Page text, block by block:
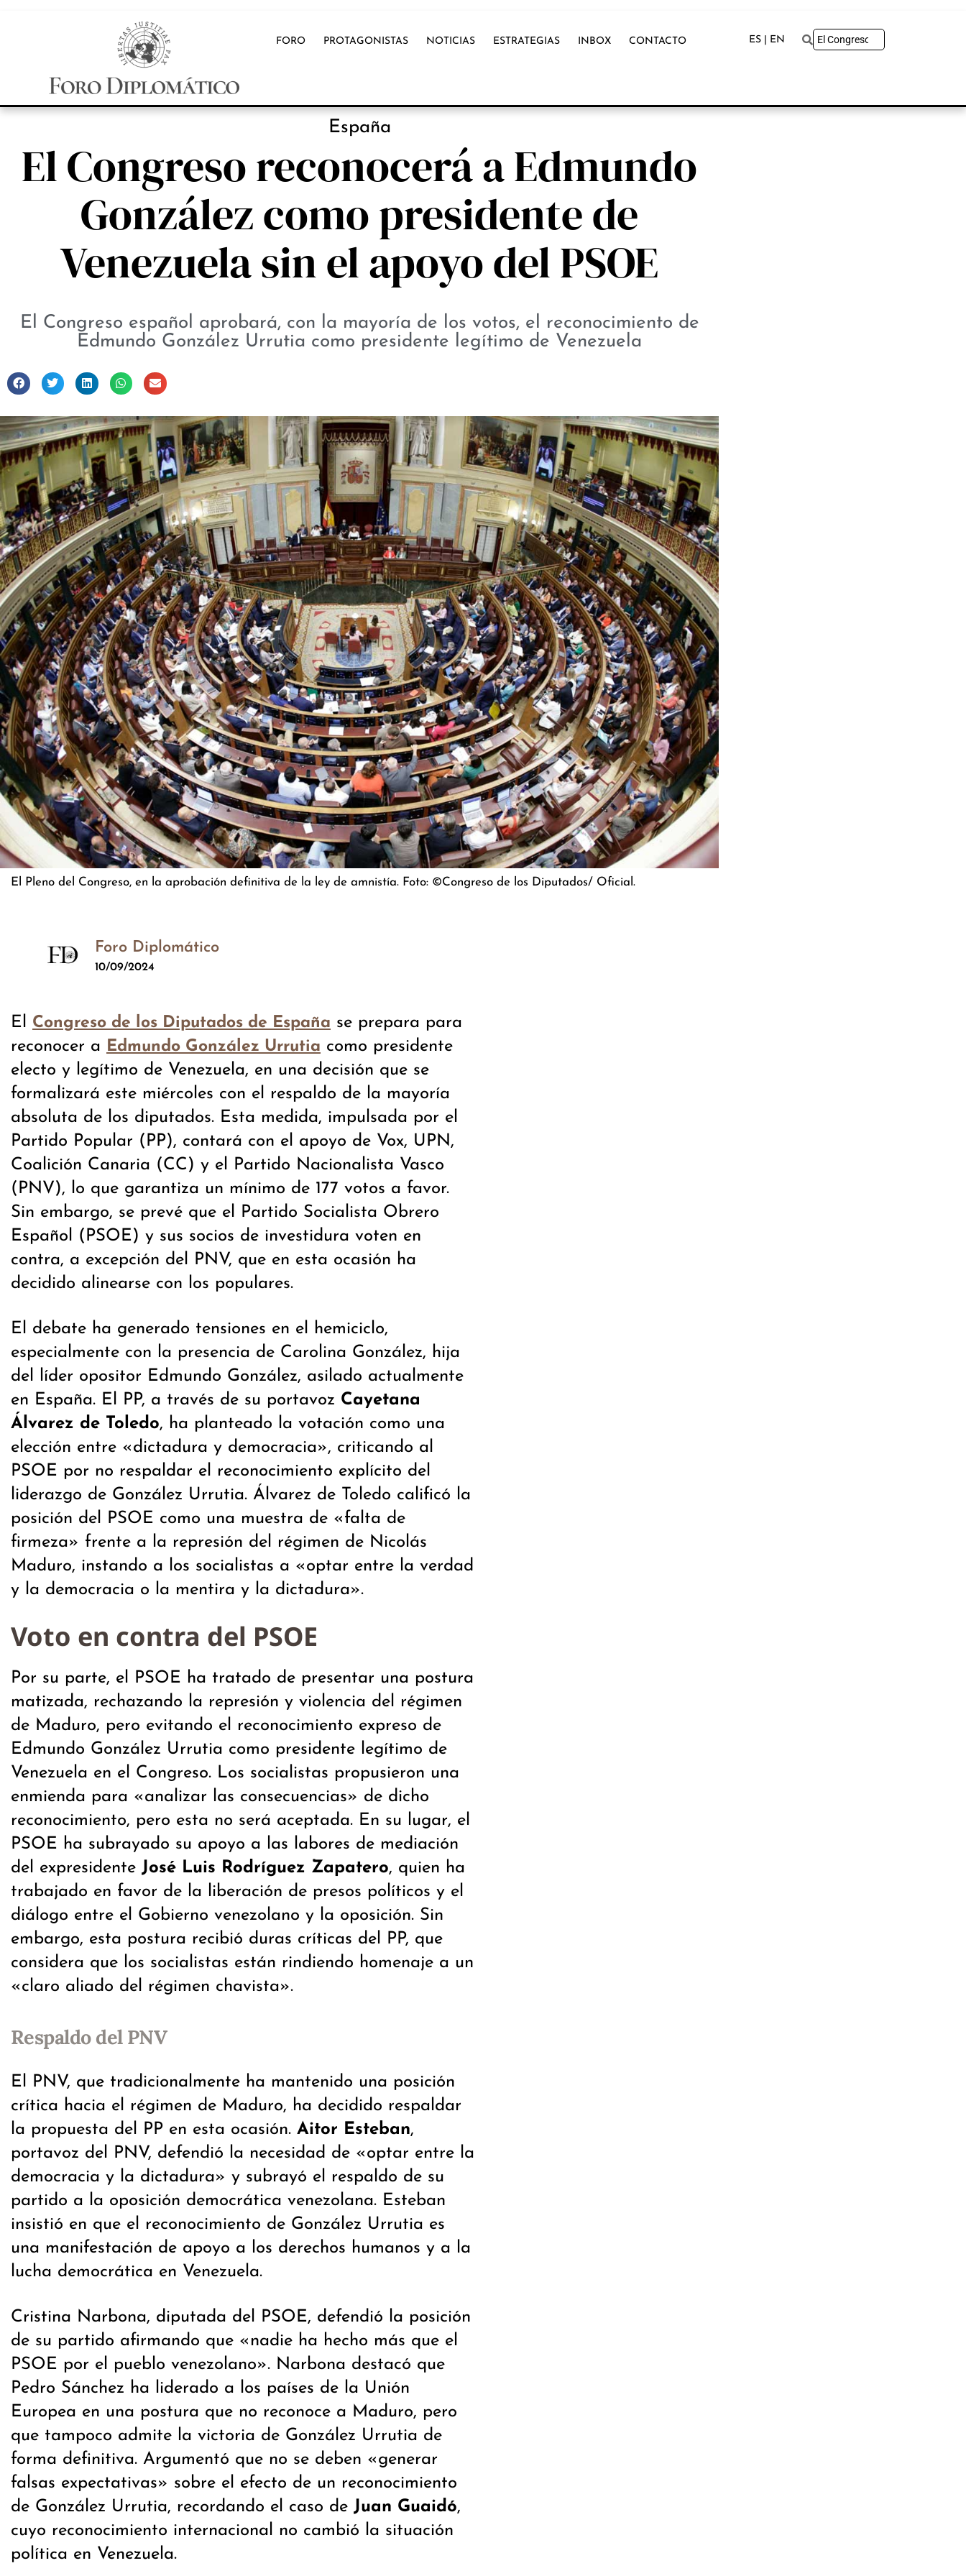
FORO PROTAGONISTAS NOTICIAS ESTRATEGIAS INBOX CONTACTO ES | EN
España
El Congreso reconocerá a Edmundo
González como presidente de
Venezuela sin el apoyo del PSOE
El Congreso español aprobará, con la mayoría de los votos, el reconocimiento de
Edmundo González Urrutia como presidente legítimo de Venezuela
El Pleno del Congreso, en la aprobación definitiva de la ley de amnistía. Foto: ©Congreso de los Diputados/ Oficial.
Foro Diplomático
10/09/2024
El Congreso de los Diputados de España se prepara para
reconocer a Edmundo González Urrutia como presidente
electo y legítimo de Venezuela, en una decisión que se
formalizará este miércoles con el respaldo de la mayoría
absoluta de los diputados. Esta medida, impulsada por el
Partido Popular (PP), contará con el apoyo de Vox, UPN,
Coalición Canaria (CC) y el Partido Nacionalista Vasco
(PNV), lo que garantiza un mínimo de 177 votos a favor.
Sin embargo, se prevé que el Partido Socialista Obrero
Español (PSOE) y sus socios de investidura voten en
contra, a excepción del PNV, que en esta ocasión ha
decidido alinearse con los populares.
El debate ha generado tensiones en el hemiciclo,
especialmente con la presencia de Carolina González, hija
del líder opositor Edmundo González, asilado actualmente
en España. El PP, a través de su portavoz Cayetana
Álvarez de Toledo, ha planteado la votación como una
elección entre «dictadura y democracia», criticando al
PSOE por no respaldar el reconocimiento explícito del
liderazgo de González Urrutia. Álvarez de Toledo calificó la
posición del PSOE como una muestra de «falta de
firmeza» frente a la represión del régimen de Nicolás
Maduro, instando a los socialistas a «optar entre la verdad
y la democracia o la mentira y la dictadura».
Voto en contra del PSOE
Por su parte, el PSOE ha tratado de presentar una postura
matizada, rechazando la represión y violencia del régimen
de Maduro, pero evitando el reconocimiento expreso de
Edmundo González Urrutia como presidente legítimo de
Venezuela en el Congreso. Los socialistas propusieron una
enmienda para «analizar las consecuencias» de dicho
reconocimiento, pero esta no será aceptada. En su lugar, el
PSOE ha subrayado su apoyo a las labores de mediación
del expresidente José Luis Rodríguez Zapatero, quien ha
trabajado en favor de la liberación de presos políticos y el
diálogo entre el Gobierno venezolano y la oposición. Sin
embargo, esta postura recibió duras críticas del PP, que
considera que los socialistas están rindiendo homenaje a un
«claro aliado del régimen chavista».
Respaldo del PNV
El PNV, que tradicionalmente ha mantenido una posición
crítica hacia el régimen de Maduro, ha decidido respaldar
la propuesta del PP en esta ocasión. Aitor Esteban,
portavoz del PNV, defendió la necesidad de «optar entre la
democracia y la dictadura» y subrayó el respaldo de su
partido a la oposición democrática venezolana. Esteban
insistió en que el reconocimiento de González Urrutia es
una manifestación de apoyo a los derechos humanos y a la
lucha democrática en Venezuela.
Cristina Narbona, diputada del PSOE, defendió la posición
de su partido afirmando que «nadie ha hecho más que el
PSOE por el pueblo venezolano». Narbona destacó que
Pedro Sánchez ha liderado a los países de la Unión
Europea en una postura que no reconoce a Maduro, pero
que tampoco admite la victoria de González Urrutia de
forma definitiva. Argumentó que no se deben «generar
falsas expectativas» sobre el efecto de un reconocimiento
de González Urrutia, recordando el caso de Juan Guaidó,
cuyo reconocimiento internacional no cambió la situación
política en Venezuela.